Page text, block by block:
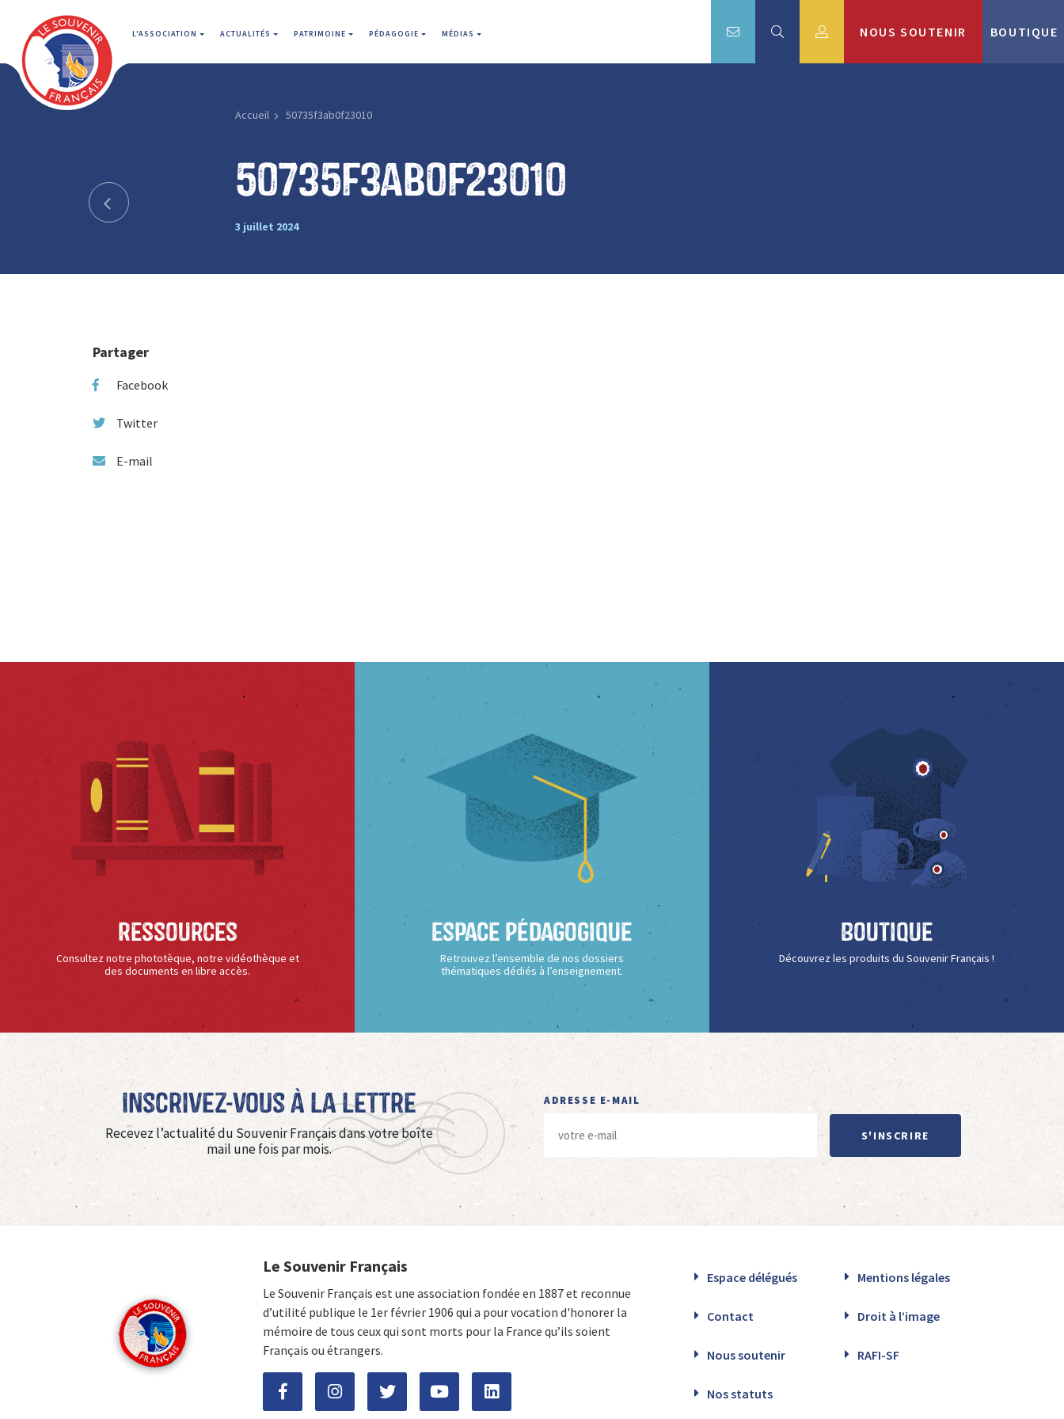
L'ASSOCIATION ACTUALITÉS PATRIMOINE PÉDAGOGIE MÉDIAS NOUS SOUTENIR BOUTIQUE
Accueil 50735f3ab0f23010
50735f3ab0f23010
3 juillet 2024
Partager
Facebook
Twitter
E-mail
Ressources
Consultez notre phototèque, notre vidéothèque et
des documents en libre accès.
Espace Pédagogique
Retrouvez l’ensemble de nos dossiers
thématiques dédiés à l’enseignement.
Boutique
Découvrez les produits du Souvenir Français !
Inscrivez-vous à La Lettre
Recevez l’actualité du Souvenir Français dans votre boîte
mail une fois par mois.
ADRESSE E-MAIL
S'INSCRIRE
Le Souvenir Français
Le Souvenir Français est une association fondée en 1887 et reconnue
d’utilité publique le 1er février 1906 qui a pour vocation d'honorer la
mémoire de tous ceux qui sont morts pour la France qu’ils soient
Français ou étrangers.
Espace délégués Mentions légales
Contact Droit à l’image
Nous soutenir RAFI-SF
Nos statuts